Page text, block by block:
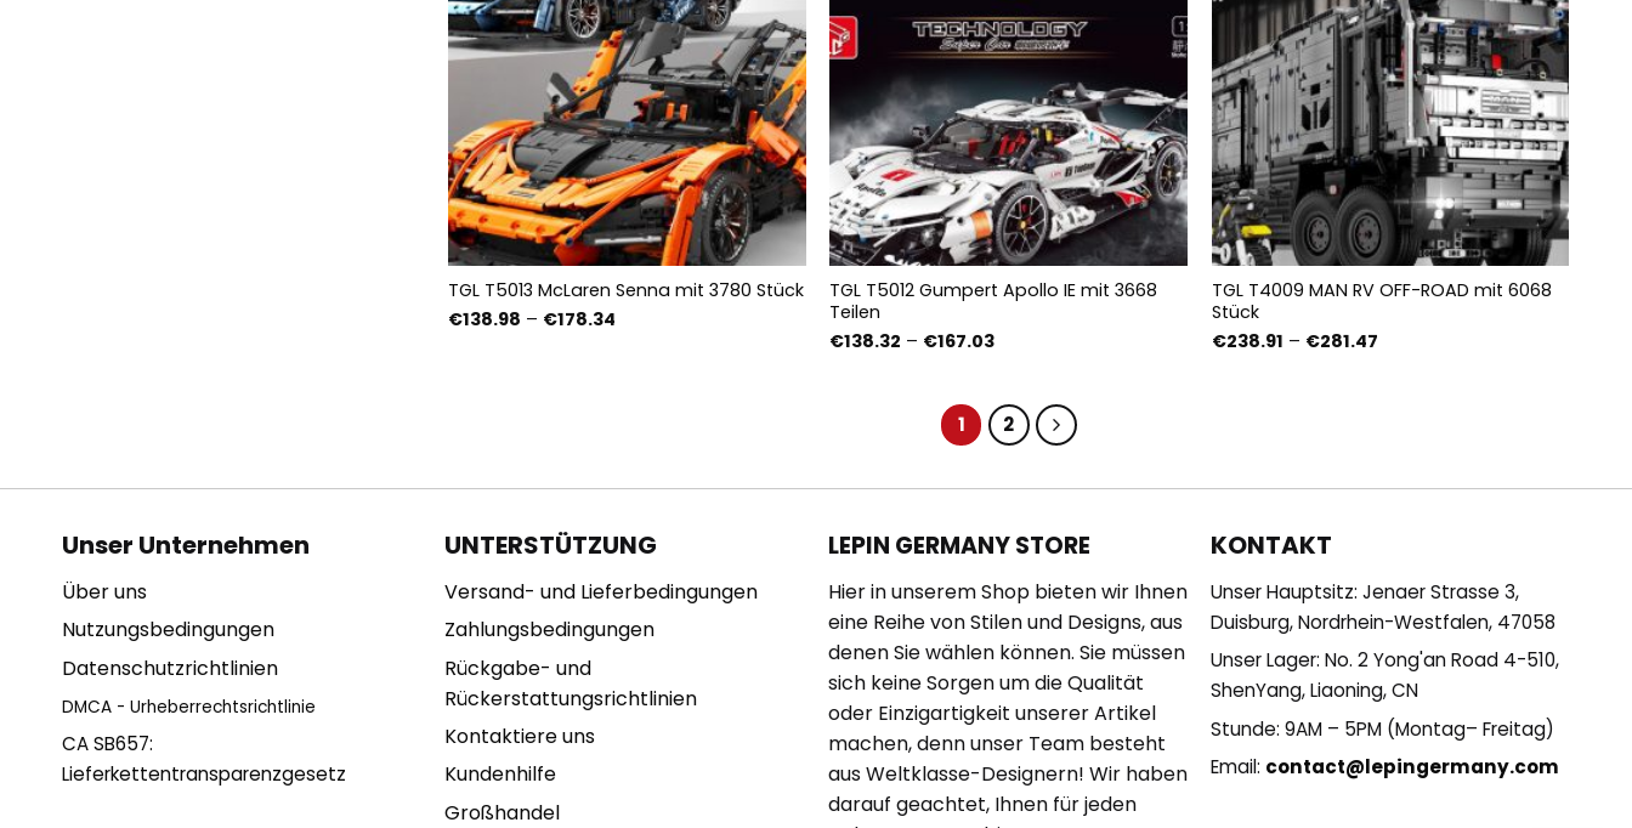
TGL T5013 McLaren Senna mit 3780 Stück
€138.98 – €178.34
TGL T5012 Gumpert Apollo IE mit 3668
Teilen
€138.32 – €167.03Preisspanne:
TGL T4009 MAN RV OFF-ROAD mit 6068
Stück
€238.91 – €281.47Preisspanne:
1 2
Unser Unternehmen
Über uns
Nutzungsbedingungen
Datenschutzrichtlinien
DMCA - Urheberrechtsrichtlinie
CA SB657:
Lieferkettentransparenzgesetz
UNTERSTÜTZUNG
Versand- und Lieferbedingungen
Zahlungsbedingungen
Rückgabe- und
Rückerstattungsrichtlinien
Kontaktiere uns
Kundenhilfe
Großhandel
LEPIN GERMANY STORE
Hier in unserem Shop bieten wir Ihnen
eine Reihe von Stilen und Designs, aus
denen Sie wählen können. Sie müssen
sich keine Sorgen um die Qualität
oder Einzigartigkeit unserer Artikel
machen, denn unser Team besteht
aus Weltklasse-Designern! Wir haben
darauf geachtet, Ihnen für jeden
KONTAKT
Unser Hauptsitz: Jenaer Strasse 3,
Duisburg, Nordrhein-Westfalen, 47058
Unser Lager: No. 2 Yong'an Road 4-510,
ShenYang, Liaoning, CN
Stunde: 9AM – 5PM (Montag– Freitag)
Email: contact@lepingermany.com